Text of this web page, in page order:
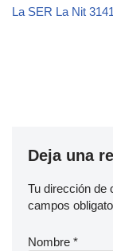
La SER La Nit
Deja una
Tu dirección de
campos
Nombre *